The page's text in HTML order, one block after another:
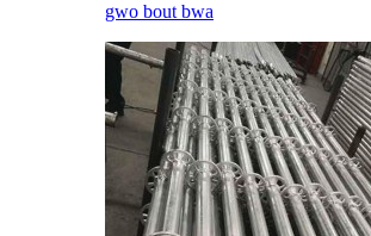
gwo bout bwa